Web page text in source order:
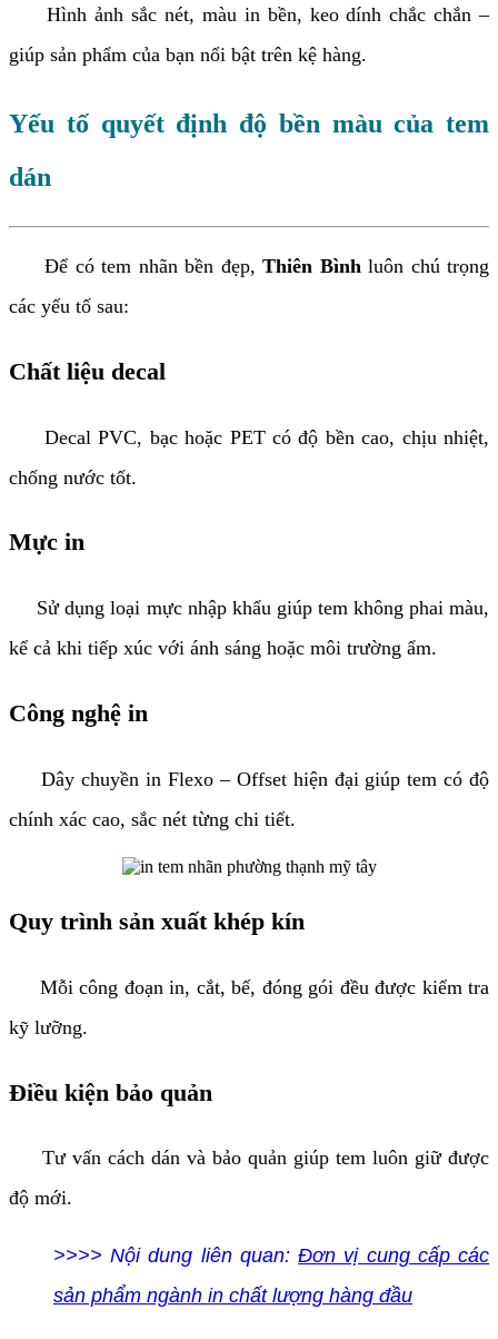
Hình ảnh sắc nét, màu in bền, keo dính chắc chắn –
giúp sản phẩm của bạn nổi bật trên kệ hàng.
Yếu tố quyết định độ bền màu của tem
dán
Để có tem nhãn bền đẹp,Thiên Bìnhluôn chú trọng
các yếu tố sau:
Chất liệu decal
Decal PVC, bạc hoặc PET có độ bền cao, chịu nhiệt,
chống nước tốt.
Mực in
Sử dụng loại mực nhập khẩu giúp tem không phai màu,
kể cả khi tiếp xúc với ánh sáng hoặc môi trường ẩm.
Công nghệ in
Dây chuyền in Flexo – Offset hiện đại giúp tem có độ
chính xác cao, sắc nét từng chi tiết.
Quy trình sản xuất khép kín
Mỗi công đoạn in, cắt, bế, đóng gói đều được kiểm tra
kỹ lưỡng.
Điều kiện bảo quản
Tư vấn cách dán và bảo quản giúp tem luôn giữ được
độ mới.
>>>> Nội dung liên quan:Đơn vị cung cấp các
sản phẩm ngành in chất lượng hàng đầu